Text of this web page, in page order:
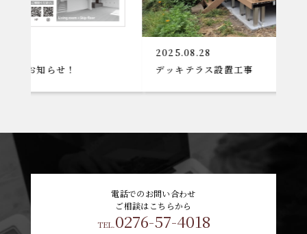
デッキテラス設置工事
電話でのお問い合わせ
ご相談はこちらから
TEL.0276-57-4018